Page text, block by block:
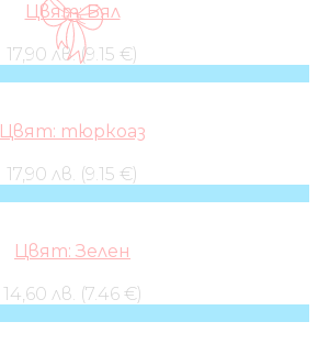
Цвят: Бял
17,90 лв. (9.15 €)
Цвят: тюркоаз
17,90 лв. (9.15 €)
Цвят: Зелен
14,60 лв. (7.46 €)